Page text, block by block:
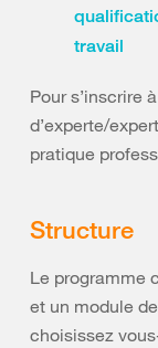
travail
Pour s’inscrire
d’experte/
pratique
Structure
Le programme
et un module
choisissez